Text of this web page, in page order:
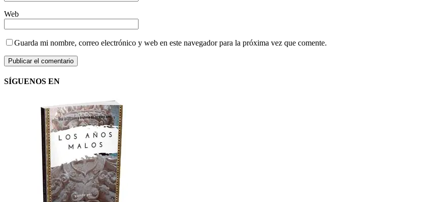
Web
Guarda mi nombre, correo electrónico y web en este navegador para la próxima vez que comente.
SÍGUENOS EN